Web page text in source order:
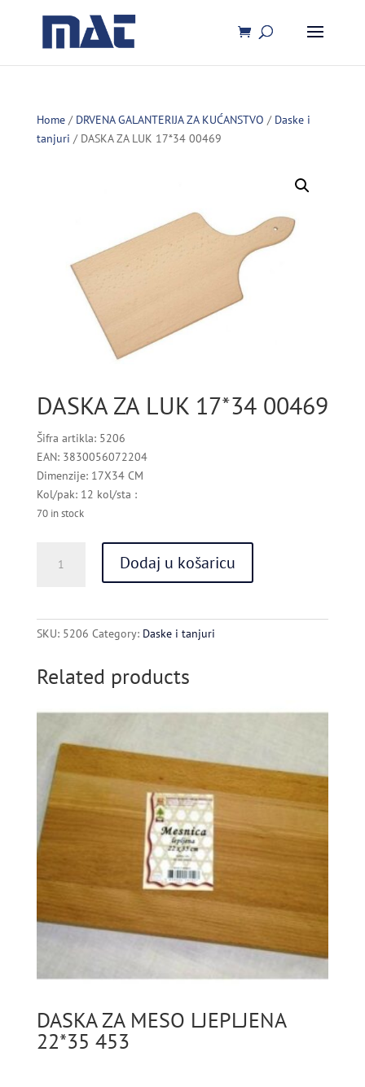
Home/ DRVENA GALANTERIJA ZA KUĆANSTVO / Daske i
tanjuri / DASKA ZA LUK 17*34 00469
DASKA ZA LUK 17*34 00469
Šifra artikla: 5206
EAN: 3830056072204
Dimenzije: 17X34 CM
Kol/pak: 12 kol/sta :
70 in stock
Dodaj u košaricu
SKU: 5206 Category: Daske i tanjuri
Related products
DASKA ZA MESO LJEPLJENA
22*35 453